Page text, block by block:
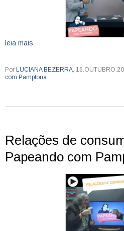
leia mais
Por LUCIANA BEZERRA,
com Pamplona
Relações de
Papeando com